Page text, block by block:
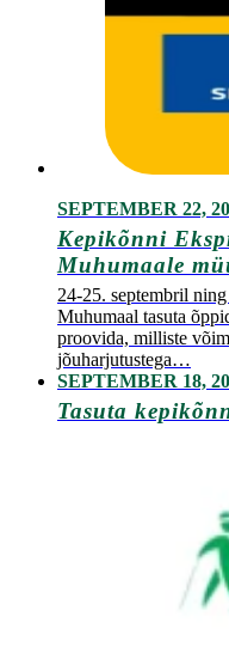
SEPTEMBER 22,
Kepikõnni
Muhumaale
24-25. septembril
Muhumaal tasuta
proovida, milliste
jõuharjutustega…
SEPTEMBER 18,
Tasuta